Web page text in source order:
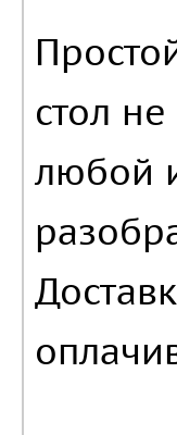
стол
любой